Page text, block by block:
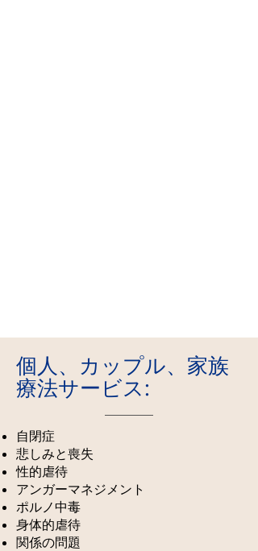
個人、カップル、家族
療法サービス:
自閉症
悲しみと喪失
性的虐待
アンガーマネジメント
ポルノ中毒
身体的虐待
関係の問題